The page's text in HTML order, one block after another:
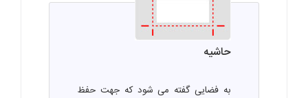
حاشیه
به فضایی گفته می شود که جهت حفظ